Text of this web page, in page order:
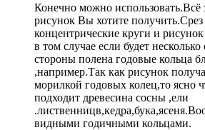
Конечно можно использовать.Всё
рисунок Вы хотите получить.Срез
концентрические круги и
в том случае если будет
стороны полена годовые кольца
,например.Так как рисунок
морилкой годовых колец,то ясно
подходит древесина сосны ,ели
видными годичными кольцами.